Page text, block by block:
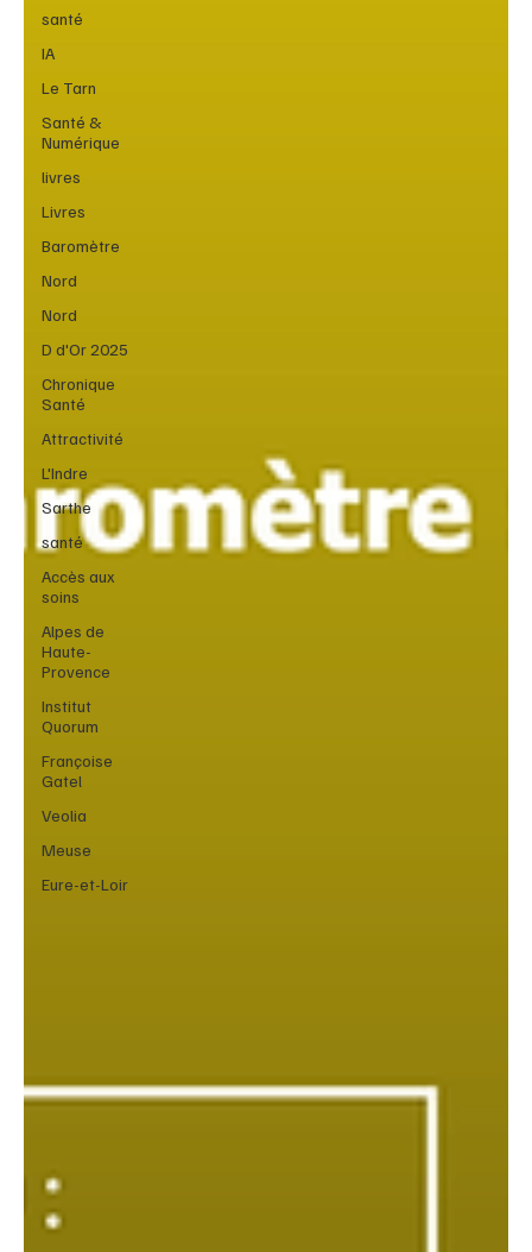
santé
IA
Le Tarn
Santé &
Numérique
livres
Livres
Baromètre
Nord
Nord
D d'Or 2025
Chronique
Santé
Attractivité
L'Indre
Sarthe
santé
Accès aux
soins
Alpes de
Haute-
Provence
Institut
Quorum
Françoise
Gatel
Veolia
Meuse
Eure-et-Loir